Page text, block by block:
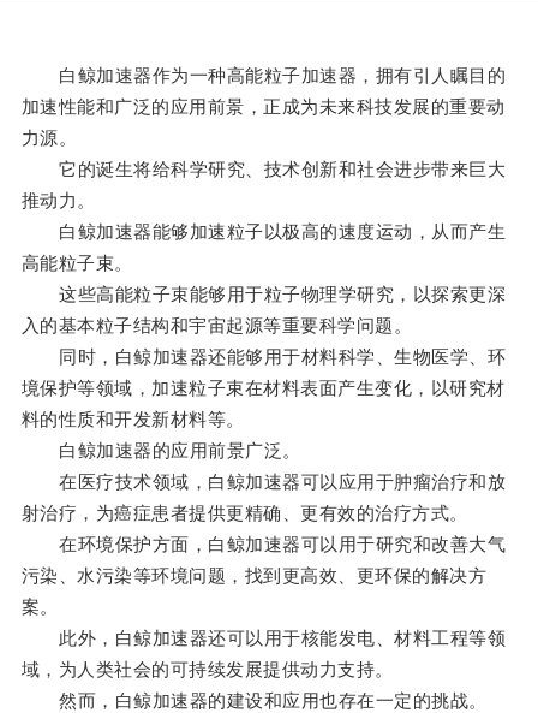
白鲸加速器作为一种高能粒子加速器，拥有引人瞩目的
加速性能和广泛的应用前景，正成为未来科技发展的重要动
力源。
它的诞生将给科学研究、技术创新和社会进步带来巨大
推动力。
白鲸加速器能够加速粒子以极高的速度运动，从而产生
高能粒子束。
这些高能粒子束能够用于粒子物理学研究，以探索更深
入的基本粒子结构和宇宙起源等重要科学问题。
同时，白鲸加速器还能够用于材料科学、生物医学、环
境保护等领域，加速粒子束在材料表面产生变化，以研究材
料的性质和开发新材料等。
白鲸加速器的应用前景广泛。
在医疗技术领域，白鲸加速器可以应用于肿瘤治疗和放
射治疗，为癌症患者提供更精确、更有效的治疗方式。
在环境保护方面，白鲸加速器可以用于研究和改善大气
污染、水污染等环境问题，找到更高效、更环保的解决方
案。
此外，白鲸加速器还可以用于核能发电、材料工程等领
域，为人类社会的可持续发展提供动力支持。
然而，白鲸加速器的建设和应用也存在一定的挑战。